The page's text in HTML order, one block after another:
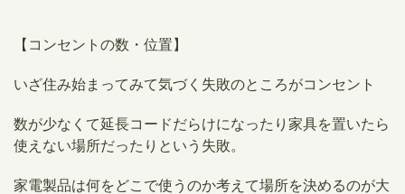
【コンセントの数・位置】
いざ住み始まってみて気づく失敗のところがコンセント
数が少なくて延長コードだらけになったり家具を置いたら
使えない場所だったりという失敗。
家電製品は何をどこで使うのか考えて場所を決めるのが大